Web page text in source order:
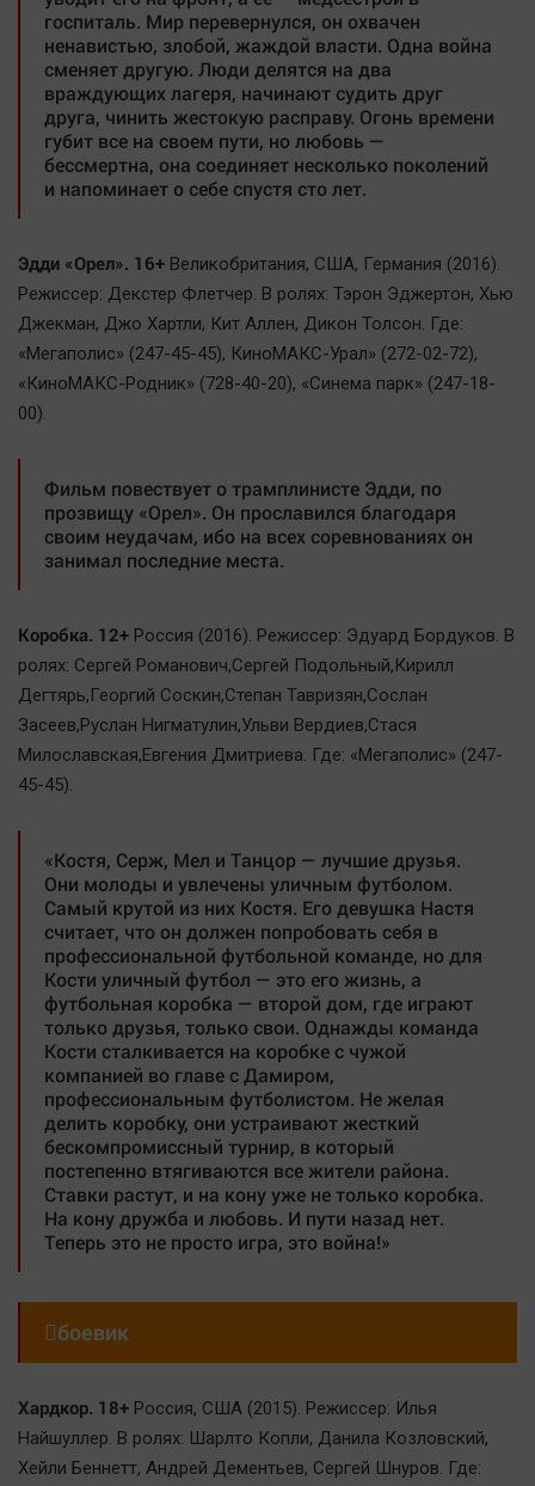
госпиталь. Мир перевернулся, он охвачен
ненавистью, злобой, жаждой власти. Одна война
сменяет другую. Люди делятся на два
враждующих лагеря, начинают судить друг
друга, чинить жестокую расправу. Огонь времени
губит все на своем пути, но любовь —
бессмертна, она соединяет несколько поколений
и напоминает о себе спустя сто лет.
Эдди «Орел». 16+ Великобритания, США, Германия (2016).
Режиссер: Декстер Флетчер. В ролях: Тэрон Эджертон, Хью
Джекман, Джо Хартли, Кит Аллен, Дикон Толсон. Где:
«Мегаполис» (247-45-45), КиноМАКС-Урал» (272-02-72),
«КиноМАКС-Родник» (728-40-20), «Синема парк» (247-18-
00).
Фильм повествует о трамплинисте Эдди, по
прозвищу «Орел». Он прославился благодаря
своим неудачам, ибо на всех соревнованиях он
занимал последние места.
Коробка. 12+ Россия (2016). Режиссер: Эдуард Бордуков. В
ролях: Сергей Романович,Сергей Подольный,Кирилл
Дегтярь,Георгий Соскин,Степан Тавризян,Сослан
Засеев,Руслан Нигматулин,Ульви Вердиев,Стася
Милославская,Евгения Дмитриева. Где: «Мегаполис» (247-
45-45).
«Костя, Серж, Мел и Танцор — лучшие друзья.
Они молоды и увлечены уличным футболом.
Самый крутой из них Костя. Его девушка Настя
считает, что он должен попробовать себя в
профессиональной футбольной команде, но для
Кости уличный футбол — это его жизнь, а
футбольная коробка — второй дом, где играют
только друзья, только свои. Однажды команда
Кости сталкивается на коробке с чужой
компанией во главе с Дамиром,
профессиональным футболистом. Не желая
делить коробку, они устраивают жесткий
бескомпромиссный турнир, в который
постепенно втягиваются все жители района.
Ставки растут, и на кону уже не только коробка.
На кону дружба и любовь. И пути назад нет.
Теперь это не просто игра, это война!»
боевик
Хардкор. 18+ Россия, США (2015). Режиссер: Илья
Найшуллер. В ролях: Шарлто Копли, Данила Козловский,
Хейли Беннетт, Андрей Дементьев, Сергей Шнуров. Где: